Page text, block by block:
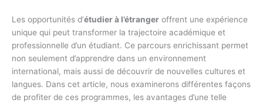
Les opportunités d’étudier à l’étranger offrent une expérience
unique qui peut transformer la trajectoire académique et
professionnelle d’un étudiant. Ce parcours enrichissant permet
non seulement d’apprendre dans un environnement
international, mais aussi de découvrir de nouvelles cultures et
langues. Dans cet article, nous examinerons différentes façons
de profiter de ces programmes, les avantages d’une telle